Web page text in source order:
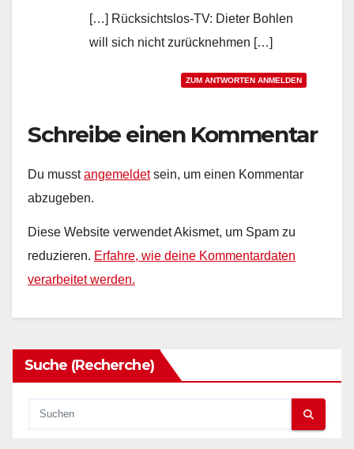
[…] Rücksichtslos-TV: Dieter Bohlen
will sich nicht zurücknehmen […]
ZUM ANTWORTEN ANMELDEN
Schreibe einen Kommentar
Du musstangemeldetsein, um einen Kommentar
abzugeben.
Diese Website verwendet Akismet, um Spam zu
reduzieren. Erfahre, wie deine Kommentardaten
verarbeitet werden.
Suche (Recherche)